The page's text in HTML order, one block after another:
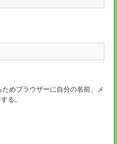
めブラウザーに自分の名前、メ
る。